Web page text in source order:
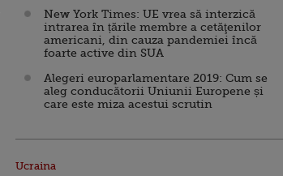
New York Times: UE vrea să interzică
intrarea în țările membre a cetăţenilor
americani, din cauza pandemiei încă
foarte active din SUA
Alegeri europarlamentare 2019: Cum se
aleg conducătorii Uniunii Europene și
care este miza acestui scrutin
Ucraina